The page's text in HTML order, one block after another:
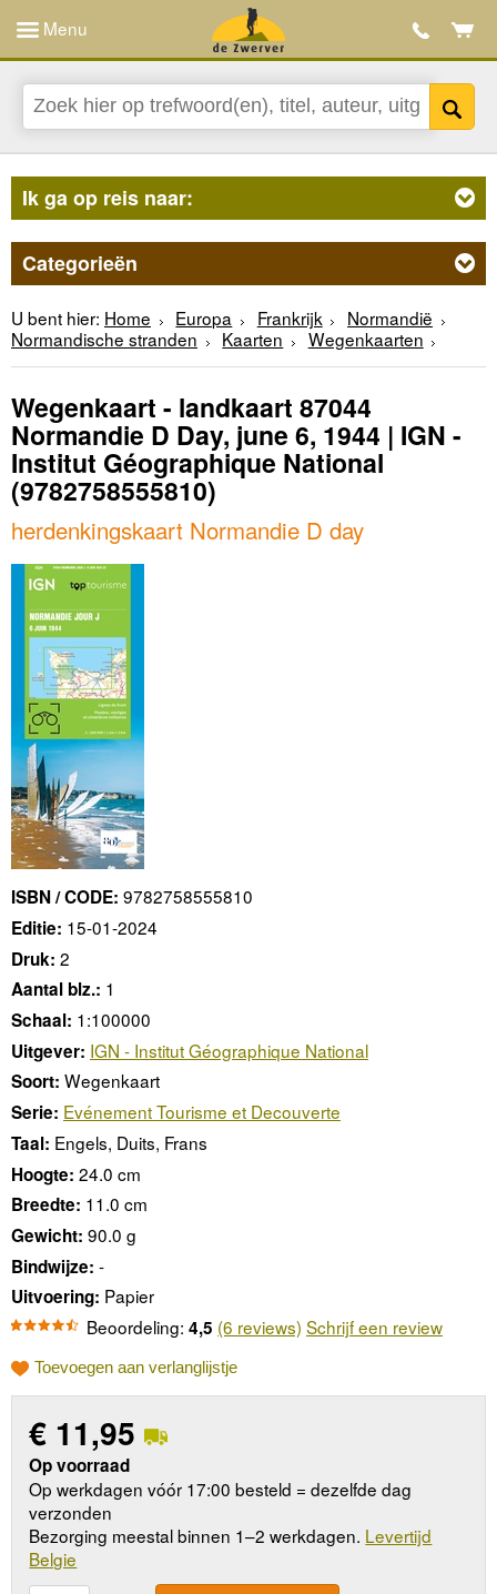
Menu
Ik ga op reis naar:
Categorieën
U bent hier: Home Europa Frankrijk
Normandië
Normandische stranden
Kaarten Wegenkaarten
Wegenkaart - landkaart 87044
Normandie D Day, june 6, 1944 | IGN -
Institut Géographique National
(9782758555810)
herdenkingskaart Normandie D day
ISBN / CODE: 9782758555810
Editie: 15-01-2024
Druk: 2
Aantal blz.: 1
Schaal: 1:100000
Uitgever: IGN - Institut Géographique National
Soort: Wegenkaart
Serie: Evénement Tourisme et Decouverte
Taal: Engels, Duits, Frans
Hoogte: 24.0 cm
Breedte: 11.0 cm
Gewicht: 90.0 g
Bindwijze: -
Uitvoering: Papier
Beoordeling: 4,5 (6 reviews) Schrijf een review
Toevoegen aan verlanglijstje
€ 11,95
Op voorraad
Op werkdagen vóór 17:00 besteld = dezelfde dag
verzonden
Bezorging meestal binnen 1–2 werkdagen. Levertijd
Belgie